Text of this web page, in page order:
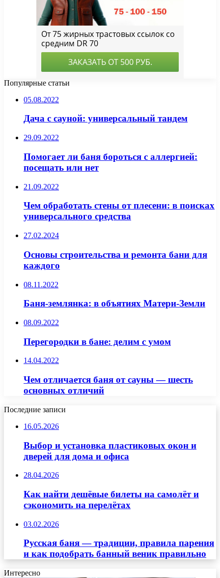
Популярные статьи
05.08.2022
Дача с сауной: универсальный тандем
29.09.2022
Помогает ли баня бороться с аллергией:
посещать или нет
21.09.2022
Чем обработать стены от плесени: в поисках
универсального средства
27.02.2024
Основы строительства и ремонта бани для
каждого
08.11.2022
Баня-землянка: в объятиях Матери-Земли
08.09.2022
Перегородки в бане: делим с умом
14.04.2022
Чем отличается баня от сауны — шесть
основных отличий
Последние записи
16.05.2026
Выбор и установка пластиковых окон и
дверей для дома и офиса
28.04.2026
Как найти дешёвые билеты на самолёт и
сэкономить на перелётах
03.02.2026
Русская баня — традиции, правила парения
и как подобрать банный веник правильно
Интересно